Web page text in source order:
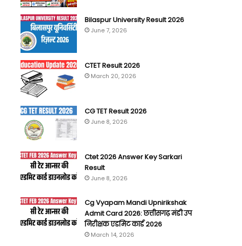
Bilaspur University Result 2026
June 7, 2026
CTET Result 2026
March 20, 2026
CG TET Result 2026
June 8, 2026
Ctet 2026 Answer Key Sarkari
Result
June 8, 2026
Cg Vyapam Mandi Upnirikshak
Admit Card 2026: छत्तीसगढ़ मंडी उप
निरीक्षक एडमिट कार्ड 2026
March 14, 2026